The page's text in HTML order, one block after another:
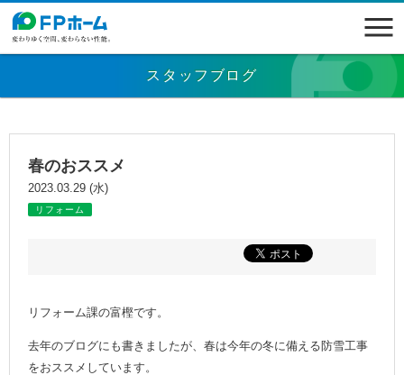
スタッフブログ
春のおススメ
2023.03.29 (水)
リフォーム
リフォーム課の富樫です。
去年のブログにも書きましたが、春は今年の冬に備える防雪工事
をおススメしています。